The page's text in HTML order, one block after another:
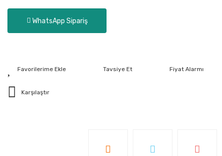
WhatsApp Sipariş
Tavsiye Et Fiyat Alarmı
Karşılaştır